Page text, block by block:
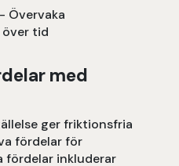
- Övervaka
tid
med
ger friktionsfria
fördelar för
fördelar inkluderar